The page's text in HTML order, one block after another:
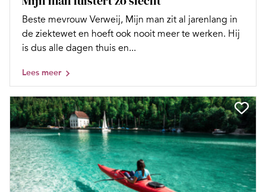
Beste mevrouw Verweij, Mijn man zit al jarenlang in
de ziektewet en hoeft ook nooit meer te werken. Hij
is dus alle dagen thuis en...
Lees meer